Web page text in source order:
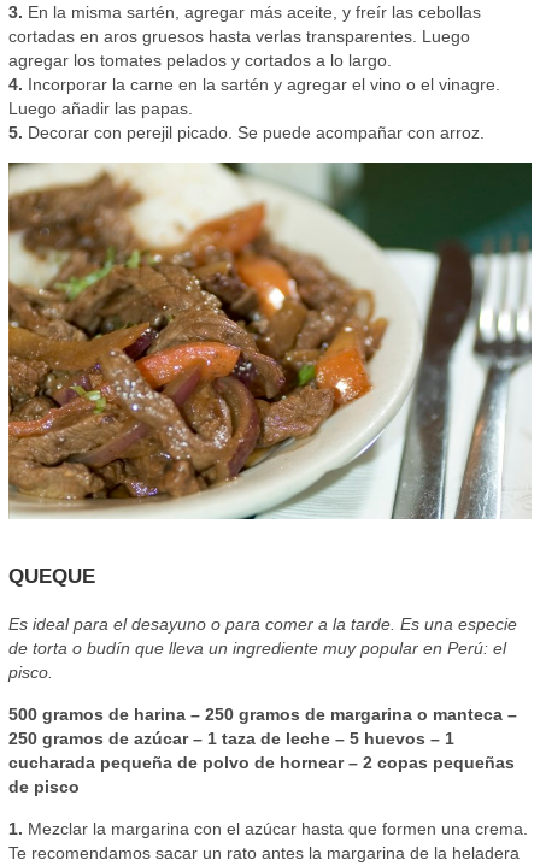
3. En la misma sartén, agregar más aceite, y freír las cebollas
cortadas en aros gruesos hasta verlas transparentes. Luego
agregar los tomates pelados y cortados a lo largo.
4. Incorporar la carne en la sartén y agregar el vino o el vinagre.
Luego añadir las papas.
5. Decorar con perejil picado. Se puede acompañar con arroz.
QUEQUE
Es ideal para el desayuno o para comer a la tarde. Es una especie
de torta o budín que lleva un ingrediente muy popular en Perú: el
pisco.
500 gramos de harina – 250 gramos de margarina o manteca –
250 gramos de azúcar – 1 taza de leche – 5 huevos – 1
cucharada pequeña de polvo de hornear – 2 copas pequeñas
de pisco
1. Mezclar la margarina con el azúcar hasta que formen una crema.
Te recomendamos sacar un rato antes la margarina de la heladera